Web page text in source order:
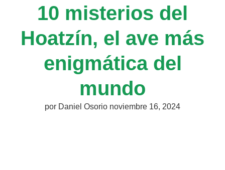
10 misterios del
Hoatzín, el ave más
enigmática del
mundo
por Daniel Osorio noviembre 16, 2024